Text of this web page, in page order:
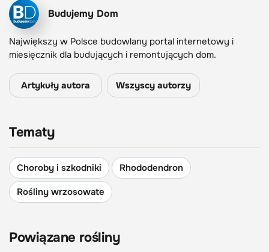
Budujemy Dom
Największy w Polsce budowlany portal internetowy i
miesięcznik dla budujących i remontujących dom.
Artykuły autora Wszyscy autorzy
Tematy
Choroby i szkodniki
Rhododendron
Rośliny wrzosowate
Powiązane rośliny